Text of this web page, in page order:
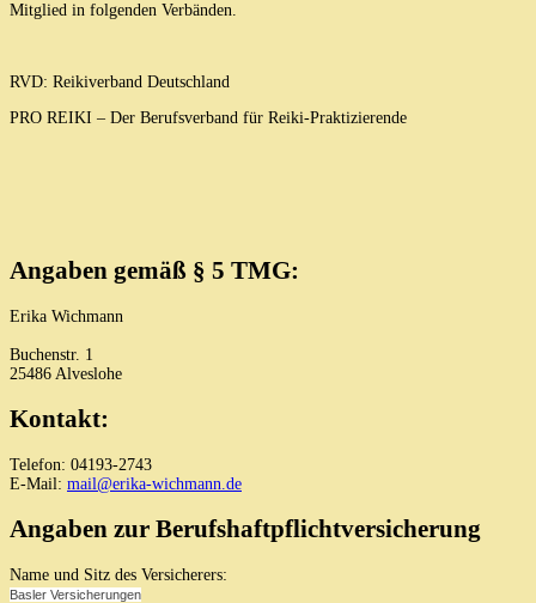
Mitglied in folgenden Verbänden.
RVD: Reikiverband Deutschland
PRO REIKI – Der Berufsverband für Reiki-Praktizierende
Angaben gemäß § 5 TMG:
Erika Wichmann
Buchenstr. 1
25486 Alveslohe
Kontakt:
Telefon: 04193-2743
E-Mail: mail@erika-wichmann.de
Angaben zur Berufshaftpflichtversicherung
Name und Sitz des Versicherers:
Basler Versicherungen